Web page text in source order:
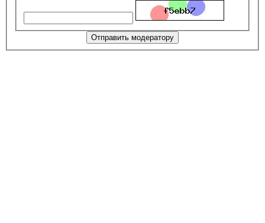
Отправить модератору